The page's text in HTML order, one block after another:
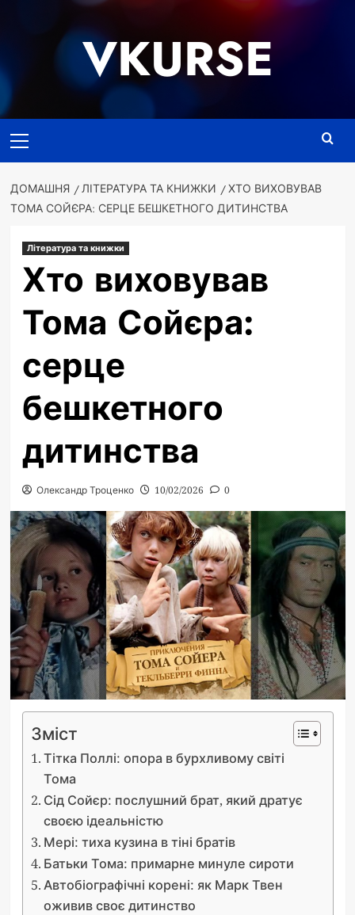
VKURSE
меню
ДОМАШНЯ ЛІТЕРАТУРА ТА КНИЖКИ
ХТО ВИХОВУВАВ
ТОМА СОЙЄРА: СЕРЦЕ БЕШКЕТНОГО ДИТИНСТВА
Література та книжки
Хто виховував
Тома Сойєра:
серце
бешкетного
дитинства
Олександр Троценко 10/02/2026 0
Зміст
Тітка Поллі: опора в бурхливому світі
Тома
Сід Сойєр: послушний брат, який дратує
своєю ідеальністю
Мері: тиха кузина в тіні братів
Батьки Тома: примарне минуле сироти
Автобіографічні корені: як Марк Твен
оживив своє дитинство